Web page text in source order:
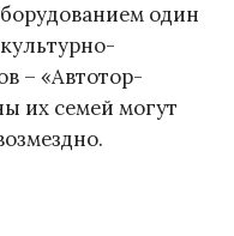
один
– «Автотор-
их семей могут